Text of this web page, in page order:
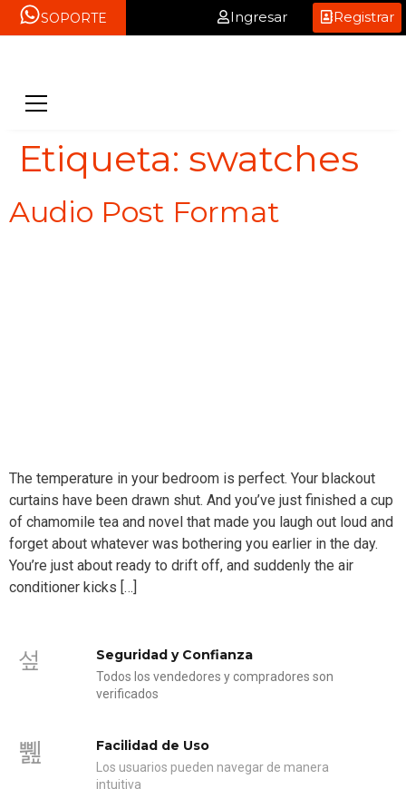
SOPORTE Ingresar Registrar
Etiqueta: swatches
Audio Post Format
The temperature in your bedroom is perfect. Your blackout
curtains have been drawn shut. And you’ve just finished a cup
of chamomile tea and novel that made you laugh out loud and
forget about whatever was bothering you earlier in the day.
You’re just about ready to drift off, and suddenly the air
conditioner kicks […]
Seguridad y Confianza
Todos los vendedores y compradores son
verificados
Facilidad de Uso
Los usuarios pueden navegar de manera
intuitiva